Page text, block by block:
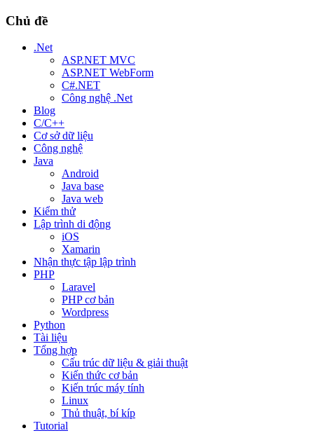
Chủ đề
.Net
ASP.NET MVC
ASP.NET WebForm
C#.NET
Công nghệ .Net
Blog
C/C++
Cơ sở dữ liệu
Công nghệ
Java
Android
Java base
Java web
Kiểm thử
Lập trình di động
iOS
Xamarin
Nhận thực tập lập trình
PHP
Laravel
PHP cơ bản
Wordpress
Python
Tài liệu
Tổng hợp
Cấu trúc dữ liệu & giải thuật
Kiến thức cơ bản
Kiến trúc máy tính
Linux
Thủ thuật, bí kíp
Tutorial